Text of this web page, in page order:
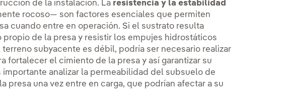
de la instalación. La resistencia y la estabilidad
rocoso— son factores esenciales que permiten
cuando entre en operación. Si el sustrato resulta
de la presa y resistir los empujes hidrostáticos
subyacente es débil, podría ser necesario realizar
fortalecer el cimiento de la presa y así garantizar su
importante analizar la permeabilidad del subsuelo de
presa una vez entre en carga, que podrían afectar a su